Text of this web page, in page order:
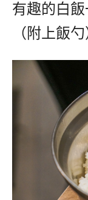
有趣的白
（附上飯